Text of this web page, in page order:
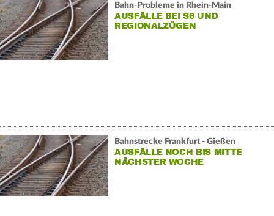
Bahn-Probleme in Rhein-Main
AUSFÄLLE BEI S6 UND
REGIONALZÜGEN
Bahnstrecke Frankfurt - Gießen
AUSFÄLLE NOCH BIS MITTE
NÄCHSTER WOCHE